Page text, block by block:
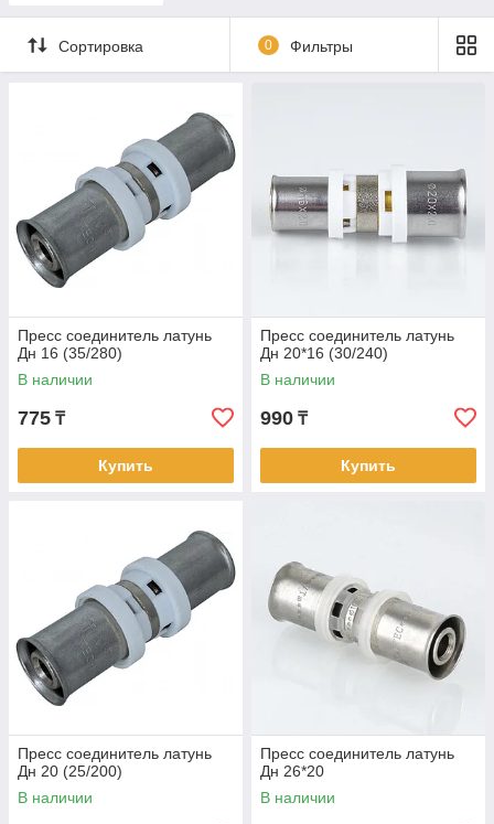
Сортировка 0 Фильтры
Пресс соединитель латунь
Дн 16 (35/280)
В наличии
775 ₸
Купить
Пресс соединитель латунь
Дн 20*16 (30/240)
В наличии
990 ₸
Купить
Пресс соединитель латунь
Дн 20 (25/200)
В наличии
Пресс соединитель латунь
Дн 26*20
В наличии